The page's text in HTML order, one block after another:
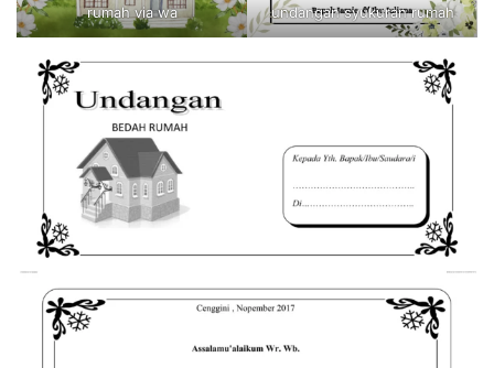
rumah via wa
undangan syukuran rumah